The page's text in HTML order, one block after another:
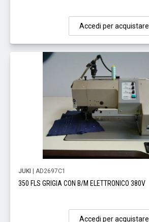
Accedi per acquistare
JUKI | AD2697C1
350 FLS GRIGIA CON B/M ELETTRONICO 380V
Accedi per acquistare